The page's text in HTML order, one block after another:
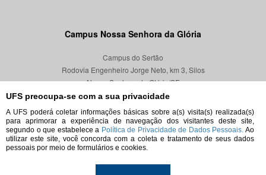
UFS preocupa-se com a sua privacidade
A UFS poderá coletar informações básicas sobre a(s) visita(s) realizada(s)
para aprimorar a experiência de navegação dos visitantes deste site,
segundo o que estabelece a Política de Privacidade de Dados Pessoais. Ao
utilizar este site, você concorda com a coleta e tratamento de seus dados
pessoais por meio de formulários e cookies.
Campus Nossa Senhora da Glória
Campus do Sertão
Rodovia Engenheiro Jorge Neto, km 3, Silos
Nossa Senhora da Glória/SE
CEP 49680-000
Localização